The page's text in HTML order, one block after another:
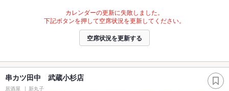
カレンダーの更新に失敗しました。
下記ボタンを押して空席状況を更新してください。
空席状況を更新する
串カツ田中 武蔵小杉店
居酒屋 新丸子